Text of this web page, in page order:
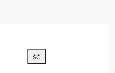
Išči